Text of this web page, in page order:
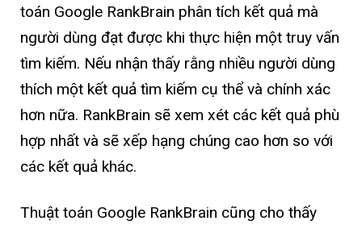
toán Google RankBrain phân tích kết quả mà
người dùng đạt được khi thực hiện một truy vấn
tìm kiếm. Nếu nhận thấy rằng nhiều người dùng
thích một kết quả tìm kiếm cụ thể và chính xác
hơn nữa. RankBrain sẽ xem xét các kết quả phù
hợp nhất và sẽ xếp hạng chúng cao hơn so với
các kết quả khác.
Thuật toán Google RankBrain cũng cho thấy